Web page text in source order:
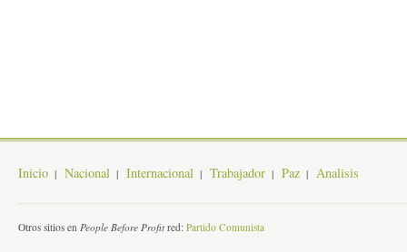
Inicio Nacional Internacional Trabajador Paz Analisis
Otros sitios en People Before Profit red: Partido Comunista